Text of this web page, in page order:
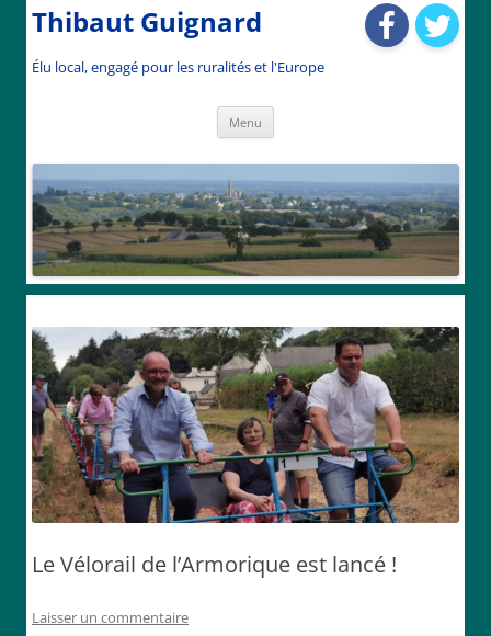
Thibaut Guignard
Élu local, engagé pour les ruralités et l'Europe
Menu
Le Vélorail de l’Armorique est lancé !
Laisser un commentaire